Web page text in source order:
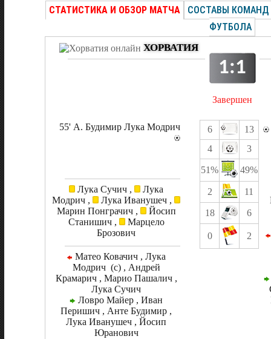
СТАТИСТИКА И ОБЗОР МАТЧА
СОСТАВЫ КОМАНД
ФУТБОЛА
ХОРВАТИЯ
1:1
Завершен
55' А. Будимир Лука Модрич
Лука Сучич ,
Лука
Модрич ,
Лука Иванушеч ,
Марин Понграчич ,
Йосип
Станишич ,
Марцело
Брозович
Матео Ковачич , Лука
Модрич (c) , Андрей
Крамарич , Марио Пашалич ,
Лука Сучич
Ловро Майер , Иван
Перишич , Анте Будимир ,
Лука Иванушеч , Йосип
Юранович
6
13
4
3
51% 49%
2 11
18 6
0 2